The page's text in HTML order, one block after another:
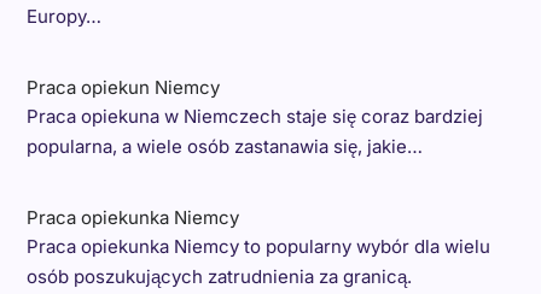
Europy…
Praca opiekun Niemcy
Praca opiekuna w Niemczech staje się coraz bardziej
popularna, a wiele osób zastanawia się, jakie…
Praca opiekunka Niemcy
Praca opiekunka Niemcy to popularny wybór dla wielu
osób poszukujących zatrudnienia za granicą.